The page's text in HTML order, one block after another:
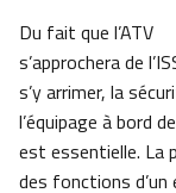
Du fait que l’ATV
s’approchera de
s’y arrimer, la
l’équipage à bord de
est essentielle. La
des fonctions d’un